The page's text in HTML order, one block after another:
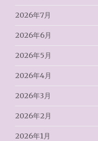
2026年7月
2026年6月
2026年5月
2026年4月
2026年3月
2026年2月
2026年1月